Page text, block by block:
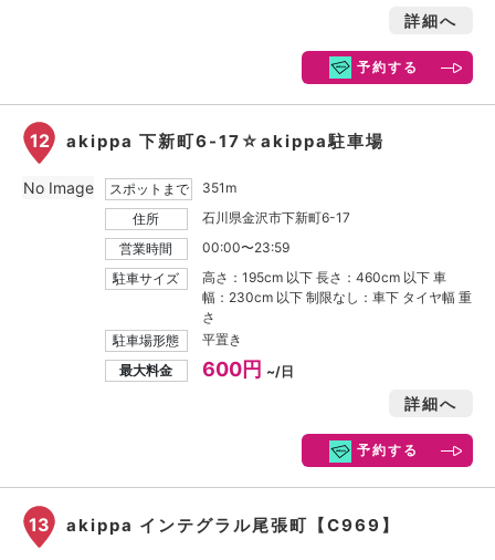
詳細へ
予約する
12 akippa 下新町6-17☆akippa駐車場
スポットまで
351m
住所
石川県金沢市下新町6-17
営業時間
00:00〜23:59
駐車サイズ
高さ：195cm 以下 長さ：460cm 以下 車
幅：230cm 以下 制限なし：車下 タイヤ幅 重
さ
駐車場形態
平置き
最大料金
600円 ~/日
詳細へ
予約する
No Image
13 akippa インテグラル尾張町【C969】